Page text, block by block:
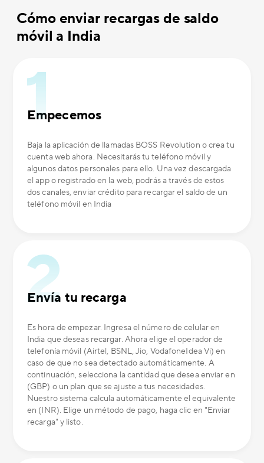
Cómo enviar recargas de saldo
móvil a India
Empecemos
Baja la aplicación de llamadas BOSS Revolution o crea tu
cuenta web ahora. Necesitarás tu teléfono móvil y
algunos datos personales para ello. Una vez descargada
el app o registrado en la web, podrás a través de estos
dos canales, enviar crédito para recargar el saldo de un
teléfono móvil en India
Envía tu recarga
Es hora de empezar. Ingresa el número de celular en
India que deseas recargar. Ahora elige el operador de
telefonía móvil (Airtel, BSNL, Jio, VodafoneIdea Vi) en
caso de que no sea detectado automáticamente. A
continuación, selecciona la cantidad que desea enviar en
(GBP) o un plan que se ajuste a tus necesidades.
Nuestro sistema calcula automáticamente el equivalente
en (INR). Elige un método de pago, haga clic en "Enviar
recarga" y listo.